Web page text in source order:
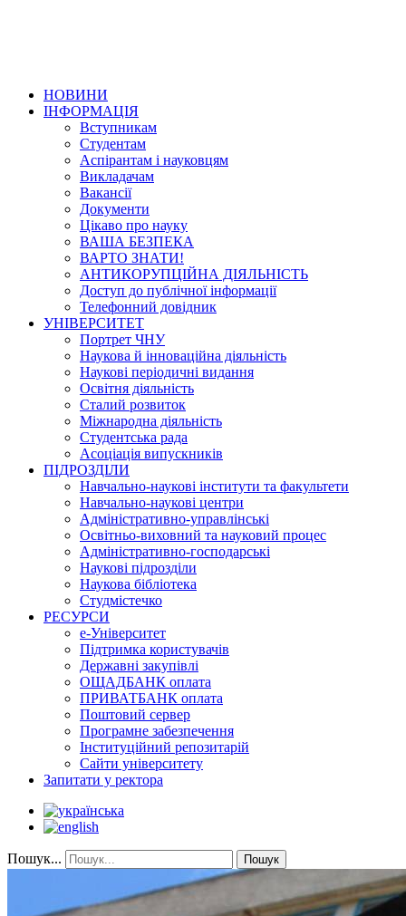
НОВИНИ
ІНФОРМАЦІЯ
Вступникам
Студентам
Аспірантам і науковцям
Викладачам
Вакансії
Документи
Цікаво про науку
ВАША БЕЗПЕКА
ВАРТО ЗНАТИ!
АНТИКОРУПЦІЙНА ДІЯЛЬНІСТЬ
Доступ до публічної інформації
Телефонний довідник
УНІВЕРСИТЕТ
Портрет ЧНУ
Наукова й інноваційна діяльність
Наукові періодичні видання
Освітня діяльність
Сталий розвиток
Міжнародна діяльність
Студентська рада
Асоціація випускників
ПІДРОЗДІЛИ
Навчально-наукові інститути та факультети
Навчально-наукові центри
Адміністративно-управлінські
Освітньо-виховний та науковий процес
Адміністративно-господарські
Наукові підрозділи
Наукова бібліотека
Студмістечко
РЕСУРСИ
е-Університет
Підтримка користувачів
Державні закупівлі
ОЩАДБАНК оплата
ПРИВАТБАНК оплата
Поштовий сервер
Програмне забезпечення
Інституційний репозитарій
Сайти університету
Запитати у ректора
Пошук... Пошук